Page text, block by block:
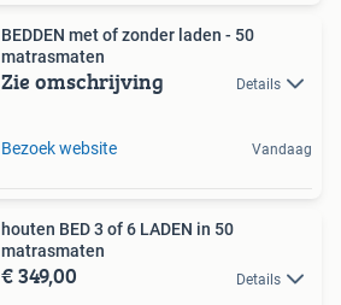
BEDDEN met of zonder laden - 50
matrasmaten
Zie omschrijving Details
Bezoek website Vandaag
houten BED 3 of 6 LADEN in 50
matrasmaten
€ 349,00 Details